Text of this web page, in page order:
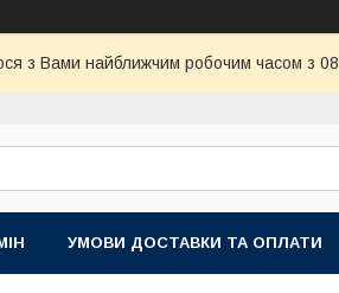
з Вами найближчим робочим часом з
УМОВИ ДОСТАВКИ ТА ОПЛАТИ